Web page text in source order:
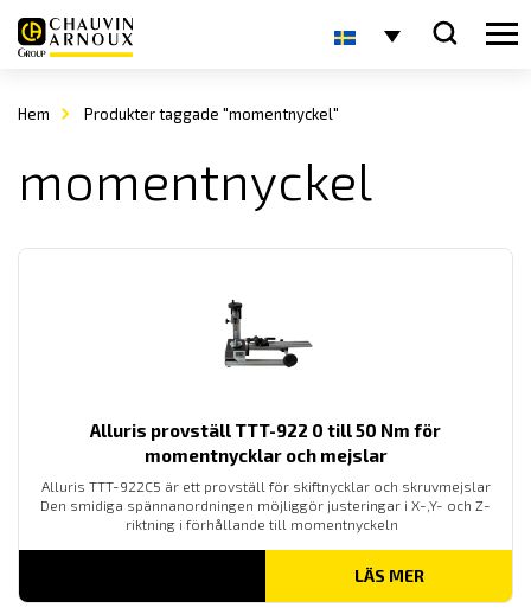
Hem Produkter taggade "momentnyckel"
momentnyckel
Alluris provställ TTT-922 0 till 50 Nm för
momentnycklar och mejslar
Alluris TTT-922C5 är ett provställ för skiftnycklar och skruvmejslar
Den smidiga spännanordningen möjliggör justeringar i X-,Y- och Z-
riktning i förhållande till momentnyckeln
LÄS MER